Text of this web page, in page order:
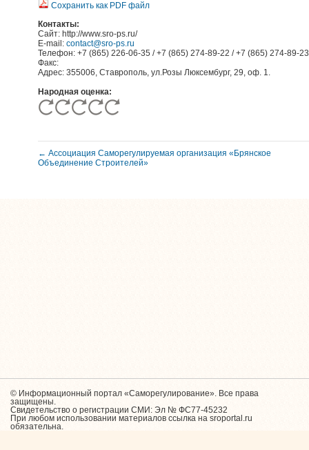
Сохранить как PDF файл
Контакты:
Сайт: http://www.sro-ps.ru/
E-mail: contact@sro-ps.ru
Телефон: +7 (865) 226-06-35 / +7 (865) 274-89-22 / +7 (865) 274-89-23
Факс:
Адрес: 355006, Ставрополь, ул.Розы Люксембург, 29, оф. 1.
Народная оценка:
← Ассоциация Саморегулируемая организация «Брянское
Объединение Строителей»
© Информационный портал «Саморегулирование». Все права
защищены.
Свидетельство о регистрации СМИ: Эл № ФС77-45232
При любом использовании материалов ссылка на sroportal.ru
обязательна.